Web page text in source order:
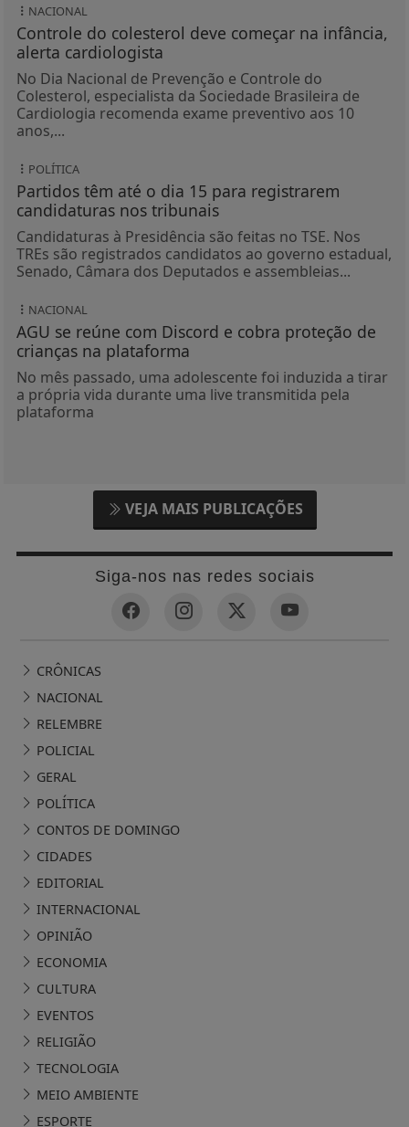
NACIONAL
Controle do colesterol deve começar na infância,
alerta cardiologista
No Dia Nacional de Prevenção e Controle do
Colesterol, especialista da Sociedade Brasileira de
Cardiologia recomenda exame preventivo aos 10
anos,...
POLÍTICA
Partidos têm até o dia 15 para registrarem
candidaturas nos tribunais
Candidaturas à Presidência são feitas no TSE. Nos
TREs são registrados candidatos ao governo estadual,
Senado, Câmara dos Deputados e assembleias...
NACIONAL
AGU se reúne com Discord e cobra proteção de
crianças na plataforma
No mês passado, uma adolescente foi induzida a tirar
a própria vida durante uma live transmitida pela
plataforma
VEJA MAIS PUBLICAÇÕES
Siga-nos nas redes sociais
CRÔNICAS
NACIONAL
RELEMBRE
POLICIAL
GERAL
POLÍTICA
CONTOS DE DOMINGO
CIDADES
EDITORIAL
INTERNACIONAL
OPINIÃO
ECONOMIA
CULTURA
EVENTOS
RELIGIÃO
TECNOLOGIA
MEIO AMBIENTE
ESPORTE